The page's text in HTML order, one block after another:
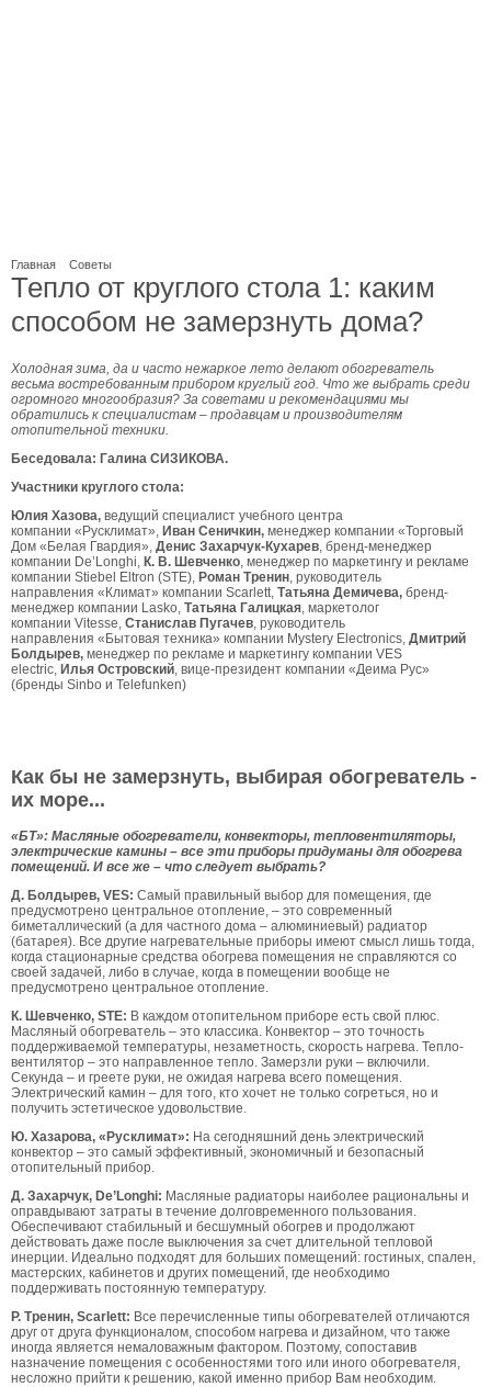
Главная Советы
Тепло от круглого стола 1: каким
способом не замерзнуть дома?
Холодная зима, да и часто нежаркое лето делают обогреватель
весьма востребованным прибором круглый год. Что же выбрать среди
огромного многообразия? За советами и рекомендациями мы
обратились к специалистам – продавцам и производителям
отопительной техники.
Беседовала: Галина СИЗИКОВА.
Участники круглого стола:
Юлия Хазова, ведущий специалист учебного центра
компании «Русклимат», Иван Сеничкин, менеджер компании «Торговый
Дом «Белая Гвардия», Денис Захарчук-Кухарев, бренд-менеджер
компании De’Longhi, К. В. Шевченко, менеджер по маркетингу и рекламе
компании Stiebel Eltron (STE), Роман Тренин, руководитель
направления «Климат» компании Scarlett, Татьяна Демичева, бренд-
менеджер компании Lasko, Татьяна Галицкая, маркетолог
компании Vitesse, Станислав Пугачев, руководитель
направления «Бытовая техника» компании Mystery Electronics, Дмитрий
Болдырев, менеджер по рекламе и маркетингу компании VES
electric, Илья Островский, вице-президент компании «Деима Рус»
(бренды Sinbo и Telefunken)
Как бы не замерзнуть, выбирая обогреватель -
их море...
«БТ»: Масляные обогреватели, конвекторы, тепловентиляторы,
электрические камины – все эти приборы придуманы для обогрева
помещений. И все же – что следует выбрать?
Д. Болдырев, VES: Самый правильный выбор для помещения, где
предусмотрено центральное отопление, – это современный
биметаллический (а для частного дома – алюминиевый) радиатор
(батарея). Все другие нагревательные приборы имеют смысл лишь тогда,
когда стационарные средства обогрева помещения не справляются со
своей задачей, либо в случае, когда в помещении вообще не
предусмотрено центральное отопление.
К. Шевченко, STE: В каждом отопительном приборе есть свой плюс.
Масляный обогреватель – это классика. Конвектор – это точность
поддерживаемой температуры, незаметность, скорость нагрева. Тепло-
вентилятор – это направленное тепло. Замерзли руки – включили.
Секунда – и греете руки, не ожидая нагрева всего помещения.
Электрический камин – для того, кто хочет не только согреться, но и
получить эстетическое удовольствие.
Ю. Хазарова, «Русклимат»: На сегодняшний день электрический
конвектор – это самый эффективный, экономичный и безопасный
отопительный прибор.
Д. Захарчук, De’Longhi: Масляные радиаторы наиболее рациональны и
оправдывают затраты в течение долговременного пользования.
Обеспечивают стабильный и бесшумный обогрев и продолжают
действовать даже после выключения за счет длительной тепловой
инерции. Идеально подходят для больших помещений: гостиных, спален,
мастерских, кабинетов и других помещений, где необходимо
поддерживать постоянную температуру.
Р. Тренин, Scarlett: Все перечисленные типы обогревателей отличаются
друг от друга функционалом, способом нагрева и дизайном, что также
иногда является немаловажным фактором. Поэтому, сопоставив
назначение помещения с особенностями того или иного обогревателя,
несложно прийти к решению, какой именно прибор Вам необходим.